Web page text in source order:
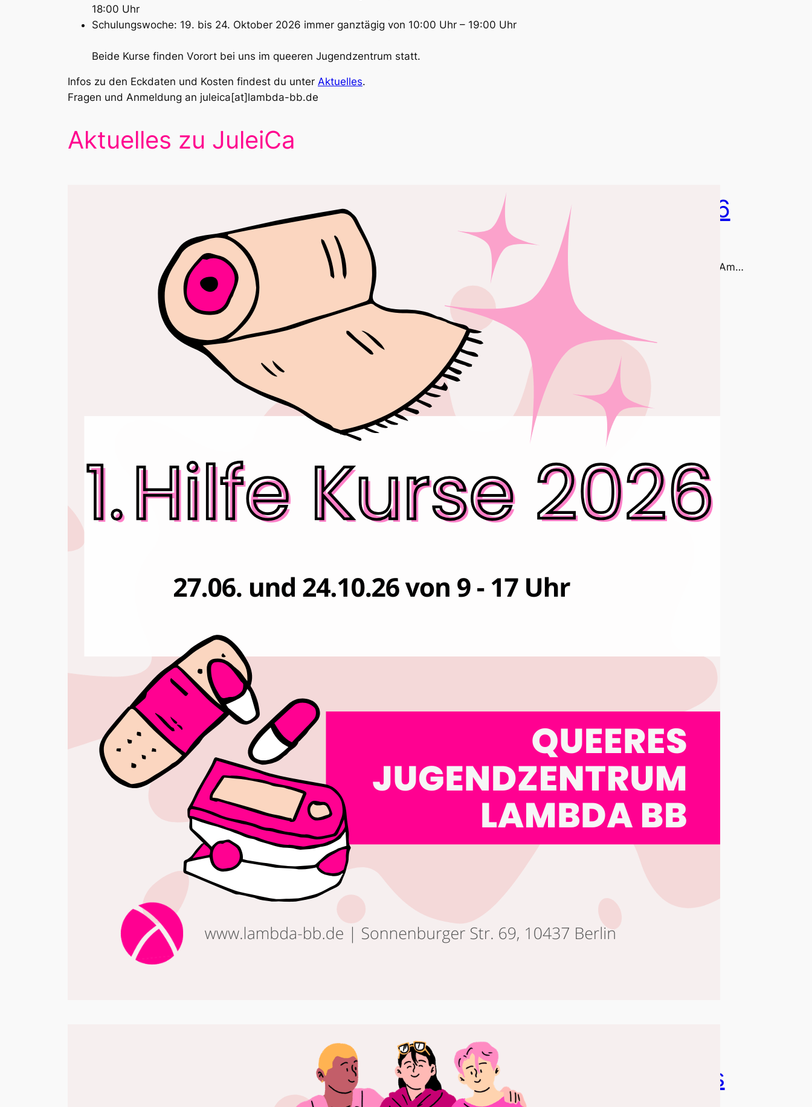
18:00 Uhr
Schulungswoche: 19. bis 24. Oktober 2026 immer ganztägig von 10:00 Uhr – 19:00 Uhr
Beide Kurse finden Vorort bei uns im queeren Jugendzentrum statt.
Infos zu den Eckdaten und Kosten findest du unter Aktuelles.
Fragen und Anmeldung an juleica[at]lambda-bb.de
Aktuelles zu JuleiCa
1. Hilfe Kurse 2026
Du möchtest einen 1.Hilfe-Kurs machen?
Vielleicht sogar im Zuge unserer JuleiCa?Am…
Auffrischungskurs